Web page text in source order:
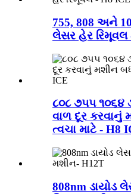
755, 808 અને
લેસર હેર રિમૂવલ
૮૦૮ ૭૫૫ ૧૦૬૪
વાળ દૂર કરવાનું
ત્વચા માટે - H8
808nm ડાયોડ